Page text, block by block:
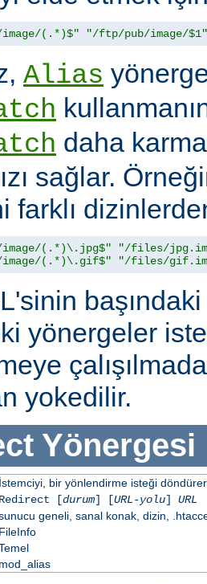
(.*)$" "/ftp/pub/image/$1"
Alias
daha
sağlar.
farklı
(.*)\.jpg$"
"/files/
(.*)\.gif$" "/files/
yönergeler
yokedilir.
Yönergesi
İstemciyi, bir yönlendirme isteği
Redirect [durum] [URL-yolu] URL
geneli, sanal konak, dizin,
FileInfo
mod_alias